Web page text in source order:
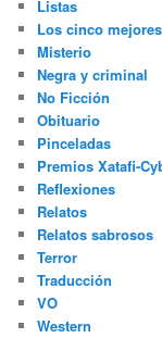
Listas
Los cinco
Misterio
Negra y criminal
No Ficción
Obituario
Pinceladas
Premios Xatafi-
Reflexiones
Relatos
Relatos sabrosos
Terror
Traducción
VO
Western